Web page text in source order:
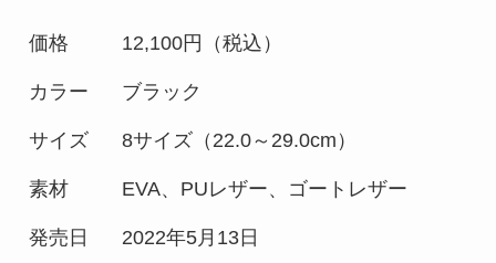
価格 12,100円（税込）
カラー ブラック
サイズ 8サイズ（22.0～29.0cm）
素材 EVA、PUレザー、ゴートレザー
発売日 2022年5月13日